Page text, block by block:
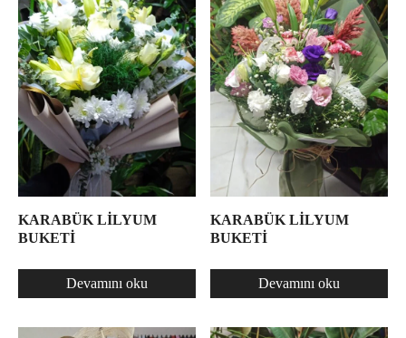
KARABÜK LİLYUM
BUKETİ
Devamını oku
KARABÜK LİLYUM
BUKETİ
Devamını oku